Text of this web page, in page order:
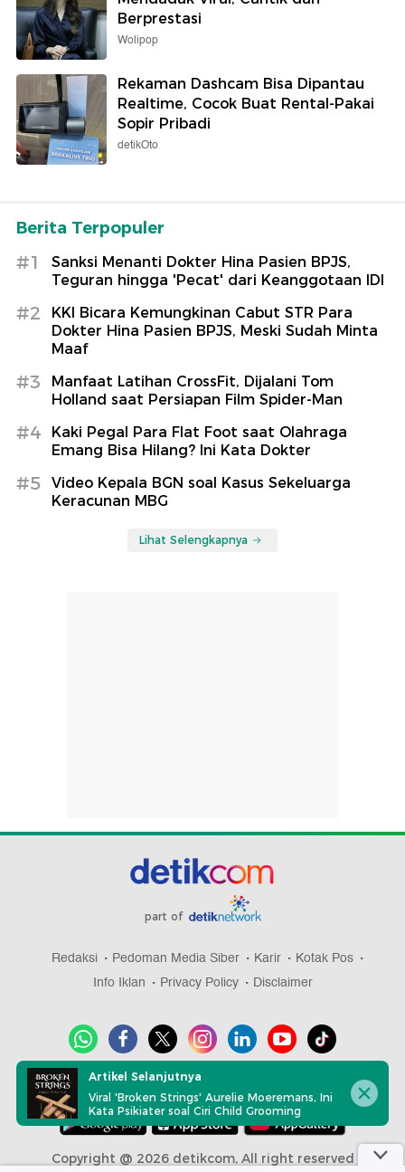
Berprestasi
Wolipop
Rekaman Dashcam Bisa Dipantau
Realtime, Cocok Buat Rental-Pakai
Sopir Pribadi
detikOto
Berita Terpopuler
#1
Sanksi Menanti Dokter Hina Pasien BPJS,
Teguran hingga 'Pecat' dari Keanggotaan IDI
#2
KKI Bicara Kemungkinan Cabut STR Para
Dokter Hina Pasien BPJS, Meski Sudah Minta
Maaf
#3
Manfaat Latihan CrossFit, Dijalani Tom
Holland saat Persiapan Film Spider-Man
#4
Kaki Pegal Para Flat Foot saat Olahraga
Emang Bisa Hilang? Ini Kata Dokter
#5
Video Kepala BGN soal Kasus Sekeluarga
Keracunan MBG
Lihat Selengkapnya
part of
Redaksi Pedoman Media Siber Karir
Kotak Pos
Info Iklan
Privacy Policy Disclaimer
Download aplikasi detikcom
Copyright @ 2026 detikcom, All right reserved
Artikel Selanjutnya
Viral 'Broken Strings' Aurelie Moeremans, Ini
Kata Psikiater soal Ciri Child Grooming